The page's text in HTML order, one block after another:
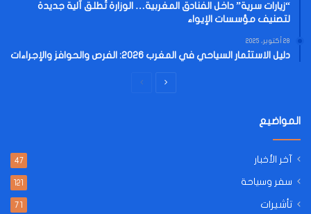
“زيارات سرية” داخل الفنادق المغربية… الوزارة تُطلق آلية جديدة
لتصنيف مؤسسات الإيواء
28 أكتوبر، 2025
دليل الاستثمار السياحي في المغرب 2026: الفرص والحوافز والإجراءات
الصفحةالصفحة
المواضيع
آخر الأخبار 47
سفر وسياحة 121
تأشيرات 71